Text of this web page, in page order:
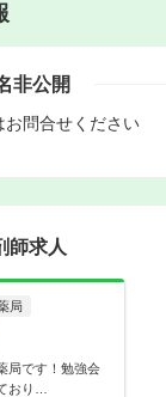
非公開
お問合せください
師求人
局
局です！勉強会
おり…